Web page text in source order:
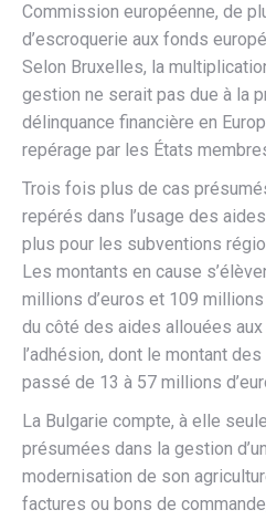
Commission européenne, de
d’escroquerie aux fonds
Selon Bruxelles, la
gestion ne serait pas due à la
délinquance financière en
repérage par les États
Trois fois plus de cas
repérés dans l’usage des
plus pour les subventions
Les montants en cause
millions d’euros et 109
du côté des aides allouées
l’adhésion, dont le montant
passé de 13 à 57 millions
La Bulgarie compte, à elle
présumées dans la gestion
modernisation de son
factures ou bons de